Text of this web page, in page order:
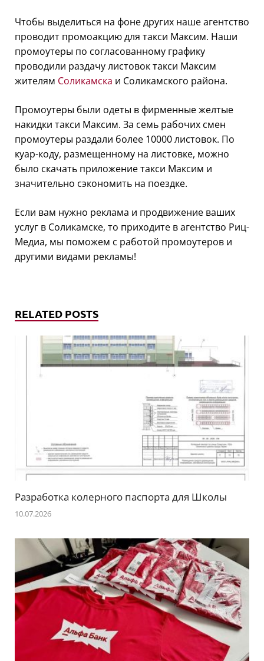
Чтобы выделиться на фоне других наше агентство
проводит промоакцию для такси Максим. Наши
промоутеры по согласованному графику
проводили раздачу листовок такси Максим
жителям Соликамска и Соликамского района.
Промоутеры были одеты в фирменные желтые
накидки такси Максим. За семь рабочих смен
промоутеры раздали более 10000 листовок. По
куар-коду, размещенному на листовке, можно
было скачать приложение такси Максим и
значительно сэкономить на поездке.
Если вам нужно реклама и продвижение ваших
услуг в Соликамске, то приходите в агентство Риц-
Медиа, мы поможем с работой промоутеров и
другими видами рекламы!
RELATED POSTS
Разработка колерного паспорта для Школы
10.07.2026